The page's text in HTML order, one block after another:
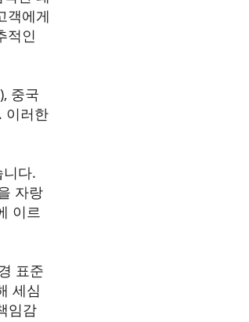
객에게
적인
중국
이러한
다.
자랑
이르
표준
세심
임감